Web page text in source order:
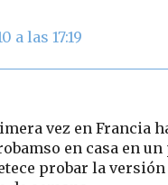
a las 17:19
vez en Francia
en casa en
probar la versión